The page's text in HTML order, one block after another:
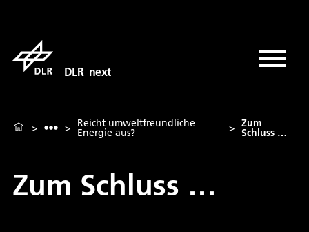
DLR_next
> > Reicht umweltfreundliche
Energie aus? > Zum
Schluss …
Zum Schluss …